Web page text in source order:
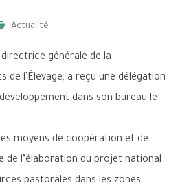
Actualité
générale de la
de l’Élevage, a reçu une délégation
dans son bureau le
moyens de coopération et de
de l’élaboration du projet national
pastorales dans les zones